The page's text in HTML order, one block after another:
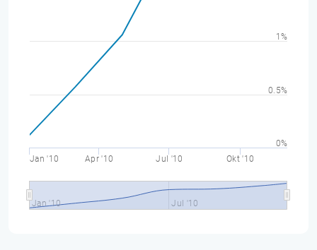
Jan '10 Apr '10 Jul '10 Okt '10
Jan '10 Jul '10
0%
0.5%
1%